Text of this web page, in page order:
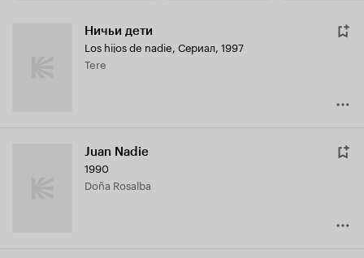
Ничьи дети
Los hijos de nadie, Сериал, 1997
Tere
Juan Nadie
1990
Doña Rosalba